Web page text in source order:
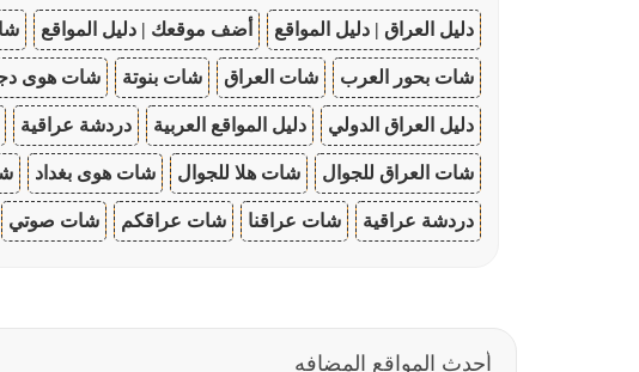
دليل العراق | دليل المواقع أضف موقعك | دليل المواقع
شات بحور العرب شات العراق شات بنوتة شات هوى
دليل العراق الدولي دليل المواقع العربية دردشة عراقية
شات العراق للجوال شات هلا للجوال شات هوى بغداد
دردشة عراقية شات عراقنا شات عراقكم شات صوتي
أحدث المواقع المضافه